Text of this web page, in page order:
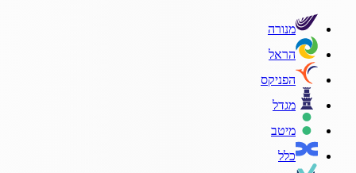
מנורה
הראל
הפניקס
מגדל
מיטב
כלל